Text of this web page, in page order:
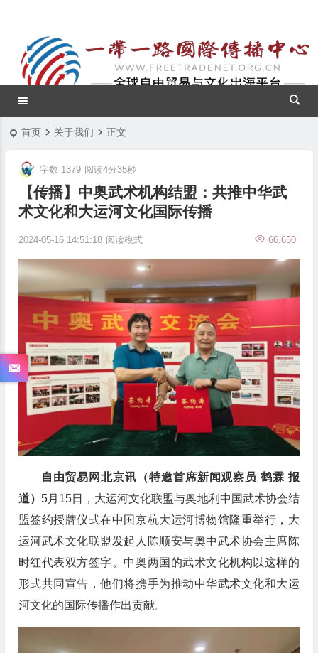
首页 关于我们 正文
【传播】中奥武术机构结盟：共推中华武
术文化和大运河文化国际传播
2024-05-16 14:51:18 66,650
字数 1379 阅读4分35秒
阅读模式
自由贸易网北京讯（特邀首席新闻观察员 鹤霖 报
道） 5月15日，大运河文化联盟与奥地利中国武术协会结
盟签约授牌仪式在中国京杭大运河博物馆隆重举行，大
运河武术文化联盟发起人陈顺安与奥中武术协会主席陈
时红代表双方签字。中奥两国的武术文化机构以这样的
形式共同宣告，他们将携手为推动中华武术文化和大运
河文化的国际传播作出贡献。